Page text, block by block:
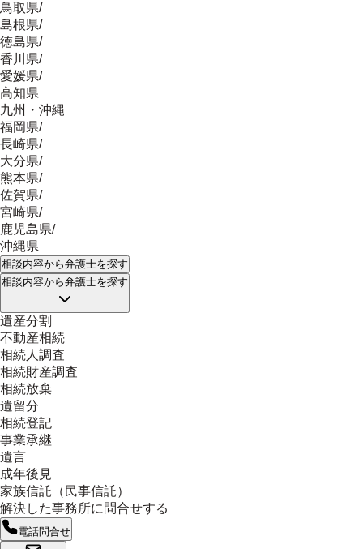
鳥取県/
島根県/
徳島県/
香川県/
愛媛県/
高知県
九州・沖縄
福岡県/
長崎県/
大分県/
熊本県/
佐賀県/
宮崎県/
鹿児島県/
沖縄県
相談内容から弁護士を探す
相談内容から弁護士を探す
遺産分割
不動産相続
相続人調査
相続財産調査
相続放棄
遺留分
相続登記
事業承継
遺言
成年後見
家族信託（民事信託）
解決した事務所に問合せする
電話問合せ